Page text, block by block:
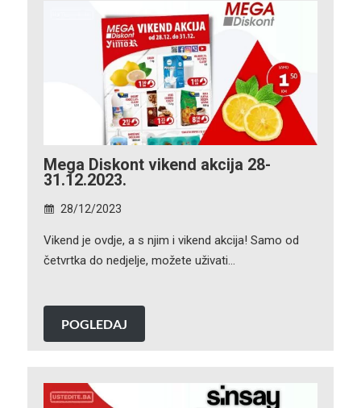
Mega Diskont vikend akcija 28-
31.12.2023.
28/12/2023
Vikend je ovdje, a s njim i vikend akcija! Samo od
četvrtka do nedjelje, možete uživati…
POGLEDAJ